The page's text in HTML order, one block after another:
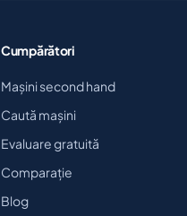
Cumpărători
Mașini second hand
Caută mașini
Evaluare gratuită
Comparație
Blog